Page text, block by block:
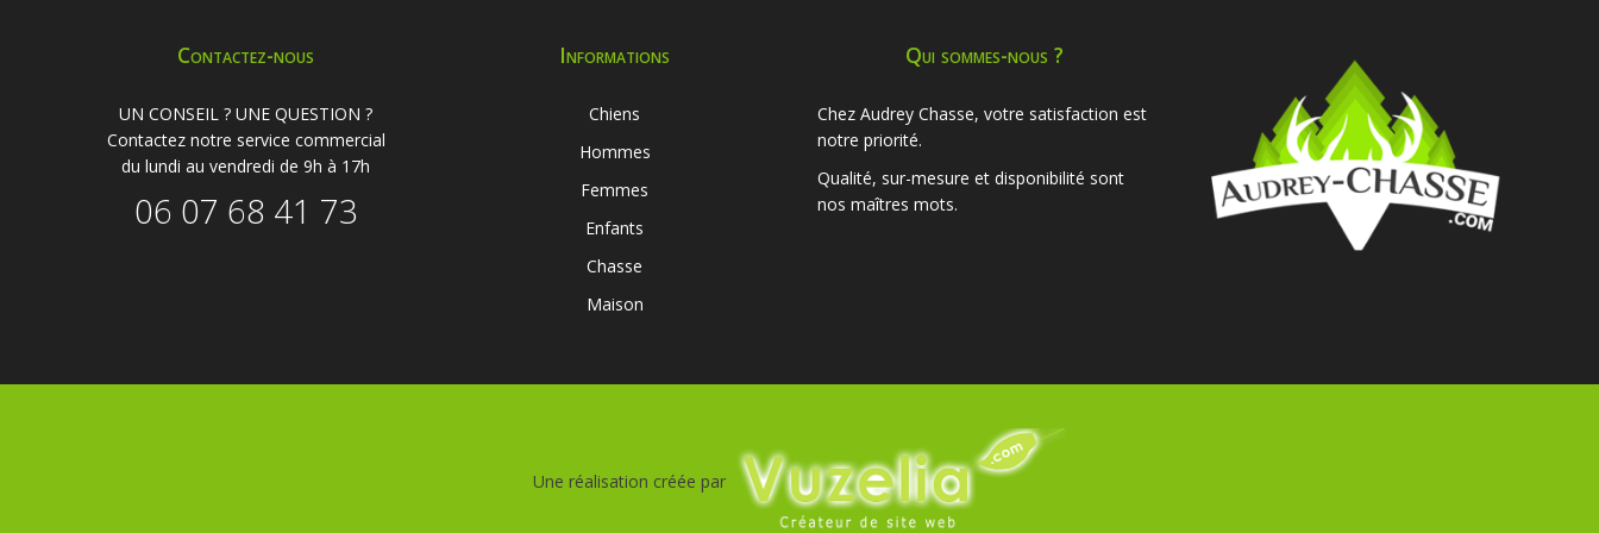
Contactez-nous
UN CONSEIL ? UNE QUESTION ?
Contactez notre service commercial
du lundi au vendredi de 9h à 17h
06 07 68 41 73
Informations
Chiens
Hommes
Femmes
Enfants
Chasse
Maison
Qui sommes-nous ?
Chez Audrey Chasse, votre satisfaction est
notre priorité.
Qualité, sur-mesure et disponibilité sont
nos maîtres mots.
Une réalisation créée par